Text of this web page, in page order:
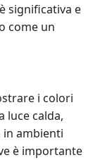
significativa e
come un
i colori
luce calda,
in ambienti
è importante